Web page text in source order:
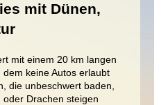
mit Dünen,
mit einem 20 km langen
keine Autos erlaubt
die unbeschwert baden,
oder Drachen steigen